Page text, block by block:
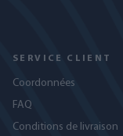
SERVICE CLIENT
Coordonnées
FAQ
Conditions de livraison